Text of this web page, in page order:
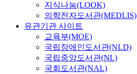
지식나눔(LOOK)
의학전자도서관(MEDLIS)
유관기관 사이트
교육부(MOE)
국립장애인도서관(NLD)
국립중앙도서관(NL)
국회도서관(NAL)